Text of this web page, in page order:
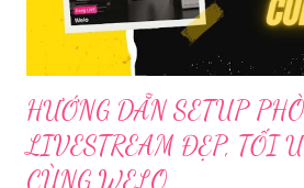
mềm sẽ giúp bu...
HƯỚNG DẪN SETUP
LIVESTREAM ĐẸP, TỐI
CÙNG WELO